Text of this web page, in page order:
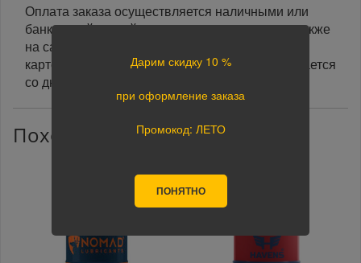
Оплата заказа осуществляется наличными или
банковской картой курьеру при получении, а также
на сайте при оформлении заказа. При оплате
картой на сайте указанный срок доставки считается
со дня поступления оплаты.
Похожие товары
Дарим скидку 10 %
при оформление заказа
Промокод: ЛЕТО
ПОНЯТНО